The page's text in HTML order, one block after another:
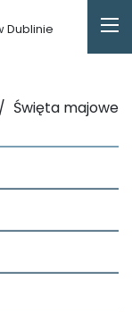
Dublinie
/ Święta majowe